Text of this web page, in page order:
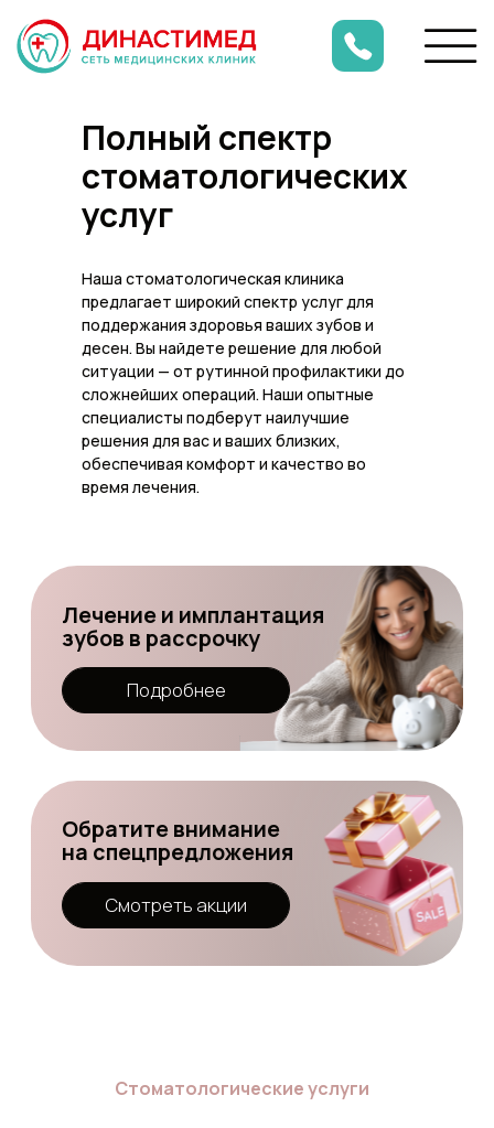
Полный спектр
стоматологических
услуг
Наша стоматологическая клиника
предлагает широкий спектр услуг для
поддержания здоровья ваших зубов и
десен. Вы найдете решение для любой
ситуации — от рутинной профилактики до
сложнейших операций. Наши опытные
специалисты подберут наилучшие
решения для вас и ваших близких,
обеспечивая комфорт и качество во
время лечения.
на спецпредложения
Смотреть акции
Лечение и имплантация
зубов в рассрочку
Подробнее
Стоматологические услуги